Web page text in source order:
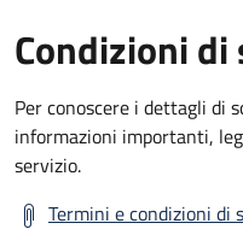
Condizioni di
Per conoscere i dettagli di
informazioni importanti,
servizio.
Termini e condizioni di